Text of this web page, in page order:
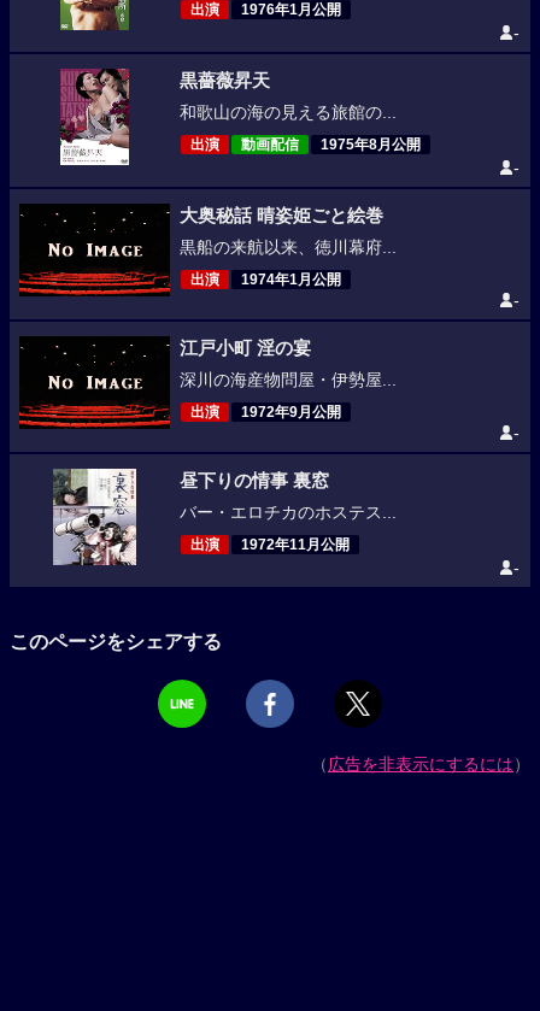
出演 1976年1月公開
-
黒薔薇昇天
和歌山の海の見える旅館の...
出演 動画配信 1975年8月公開
-
大奥秘話 晴姿姫ごと絵巻
黒船の来航以来、徳川幕府...
出演 1974年1月公開
-
江戸小町 淫の宴
深川の海産物問屋・伊勢屋...
出演 1972年9月公開
-
昼下りの情事 裏窓
バー・エロチカのホステス...
出演 1972年11月公開
-
このページをシェアする
（広告を非表示にするには）